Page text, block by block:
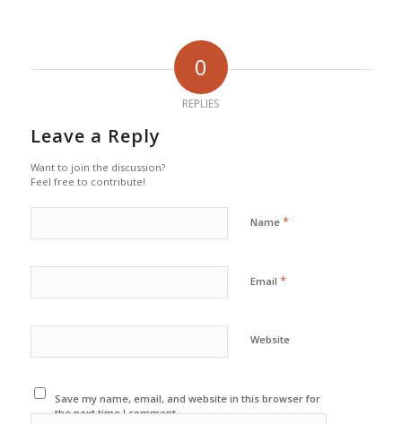
0
REPLIES
Leave a Reply
Want to join the discussion?
Feel free to contribute!
Name *
Email *
Website
Save my name, email, and website in this browser for
the next time I comment.